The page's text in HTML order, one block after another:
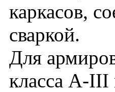
каркасов,
сваркой.
Для
класса А-